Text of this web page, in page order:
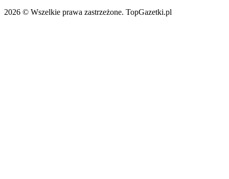
2026 © Wszelkie prawa zastrzeżone. TopGazetki.pl